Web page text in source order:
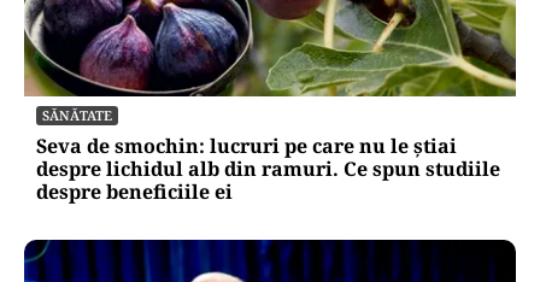
SĂNĂTATE
Seva de smochin: lucruri pe care nu le știai
despre lichidul alb din ramuri. Ce spun studiile
despre beneficiile ei